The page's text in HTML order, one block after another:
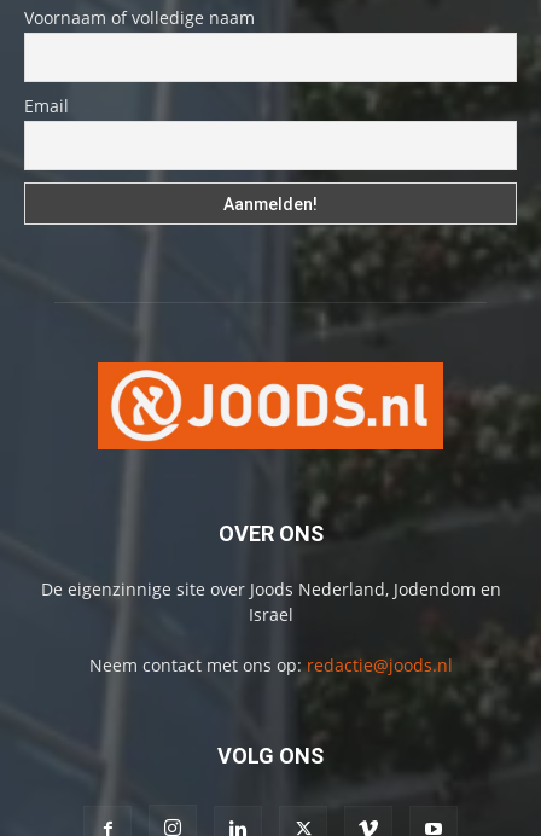
Voornaam of volledige naam
Email
OVER ONS
De eigenzinnige site over Joods Nederland, Jodendom en
Israel
Neem contact met ons op: redactie@joods.nl
VOLG ONS